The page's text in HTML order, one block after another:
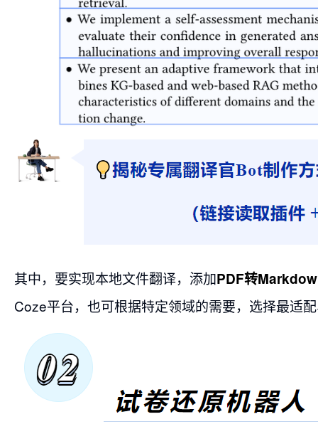
其中，要实现本地文件翻译，添加PDF转
Coze平台，也可根据特定领域的需要，选择最适